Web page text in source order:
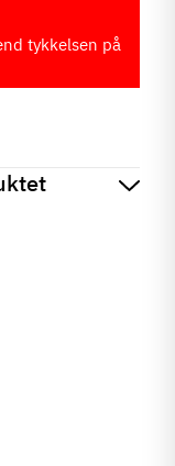
tykkelsen på